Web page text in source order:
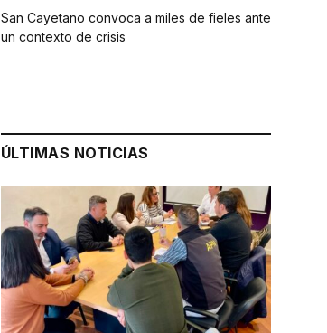
San Cayetano convoca a miles de fieles ante
un contexto de crisis
ÚLTIMAS NOTICIAS